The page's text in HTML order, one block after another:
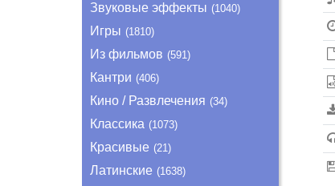
Звуковые эффекты (1040)
Игры (1810)
Из фильмов (591)
Кантри (406)
Кино / Развлечения (34)
Классика (1073)
Красивые (21)
Латинские (1638)